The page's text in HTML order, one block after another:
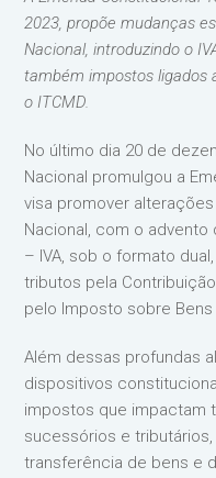
2023, propõe mudanças
Nacional, introduzindo o
também impostos ligados
o ITCMD.
No último dia 20 de
Nacional promulgou a
visa promover
Nacional, com o
– IVA, sob o formato
tributos pela
pelo Imposto sobre
Além dessas profundas
dispositivos
impostos que impactam
sucessórios e
transferência de bens e